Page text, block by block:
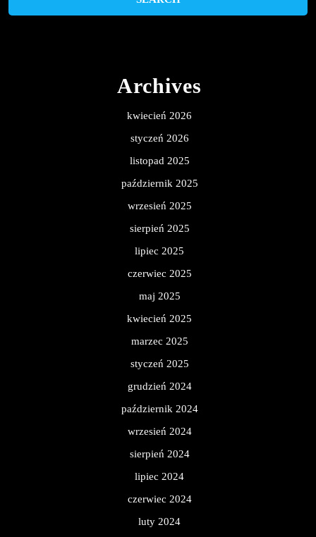
Archives
kwiecień 2026
styczeń 2026
listopad 2025
październik 2025
wrzesień 2025
sierpień 2025
lipiec 2025
czerwiec 2025
maj 2025
kwiecień 2025
marzec 2025
styczeń 2025
grudzień 2024
październik 2024
wrzesień 2024
sierpień 2024
lipiec 2024
czerwiec 2024
luty 2024